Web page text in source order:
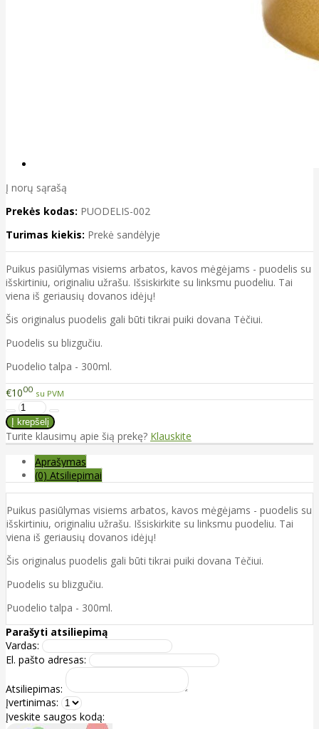
Į norų sąrašą
Prekės kodas: PUODELIS-002
Turimas kiekis: Prekė sandėlyje
Puikus pasiūlymas visiems arbatos, kavos mėgėjams - puodelis su
išskirtiniu, originaliu užrašu. Išsiskirkite su linksmu puodeliu. Tai
viena iš geriausių dovanos idėjų!
Šis originalus puodelis gali būti tikrai puiki dovana Tėčiui.
Puodelis su blizgučiu.
Puodelio talpa - 300ml.
€1000 su PVM
Turite klausimų apie šią prekę? Klauskite
Aprašymas
(0) Atsiliepimai
Puikus pasiūlymas visiems arbatos, kavos mėgėjams - puodelis su
išskirtiniu, originaliu užrašu. Išsiskirkite su linksmu puodeliu. Tai
viena iš geriausių dovanos idėjų!
Šis originalus puodelis gali būti tikrai puiki dovana Tėčiui.
Puodelis su blizgučiu.
Puodelio talpa - 300ml.
Parašyti atsiliepimą
Vardas:
El. pašto adresas:
Atsiliepimas:
Įvertinimas:
Įveskite saugos kodą: